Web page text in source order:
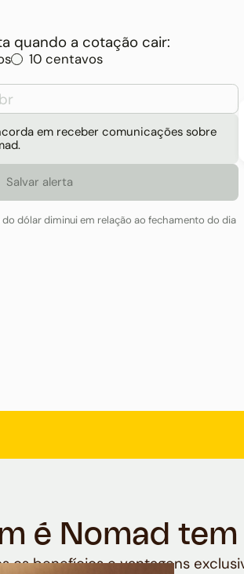
quando a cotação cair:
10 centavos
em receber comunicações sobre
dólar diminui em relação ao fechamento do dia
é Nomad
os benefícios e vantagens